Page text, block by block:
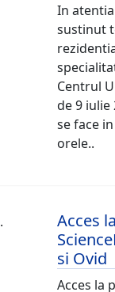
In
sustinut
Centrul
de 9 iulie
se face
orele..
Acces
si Ovid
Acces la